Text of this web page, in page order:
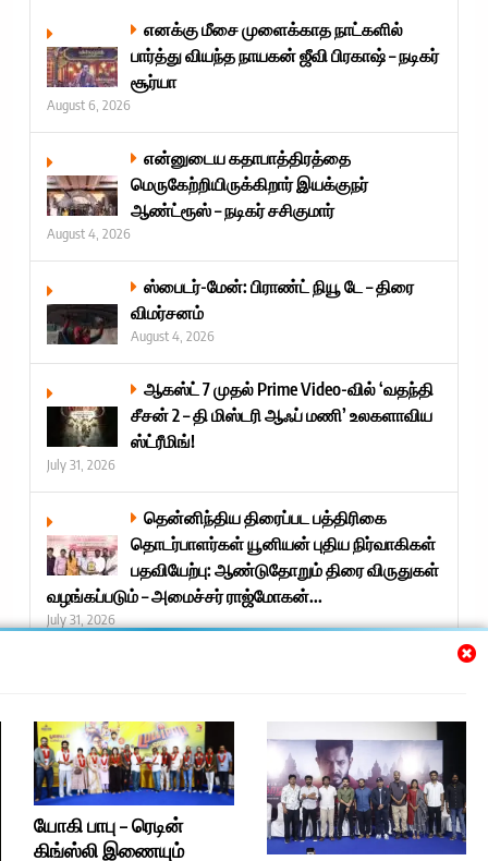
யோகி பாபு – ரெடின்
கிங்ஸ்லி இணையும்
எனக்கு மீசை முளைக்காத நாட்களில்
பார்த்து வியந்த நாயகன் ஜீவி பிரகாஷ் – நடிகர்
சூர்யா
August 6, 2026
என்னுடைய கதாபாத்திரத்தை
மெருகேற்றியிருக்கிறார் இயக்குநர்
ஆண்ட்ரூஸ் – நடிகர் சசிகுமார்
August 4, 2026
ஸ்பைடர்-மேன்: பிராண்ட் நியூ டே – திரை
விமர்சனம்
August 4, 2026
ஆகஸ்ட் 7 முதல் Prime Video-வில் ‘வதந்தி
சீசன் 2 – தி மிஸ்டரி ஆஃப் மணி’ உலகளாவிய
ஸ்ட்ரீமிங்!
July 31, 2026
தென்னிந்திய திரைப்பட பத்திரிகை
தொடர்பாளர்கள் யூனியன் புதிய நிர்வாகிகள்
பதவியேற்பு: ஆண்டுதோறும் திரை விருதுகள்
வழங்கப்படும் – அமைச்சர் ராஜ்மோகன்...
July 31, 2026
Trending